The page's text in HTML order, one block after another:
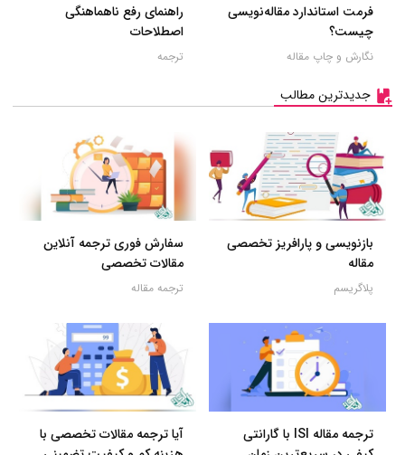
فرمت استاندارد مقاله‌نویسی
چیست؟
نگارش و چاپ مقاله
راهنمای رفع ناهماهنگی
اصطلاحات
ترجمه
جدیدترین مطالب
بازنویسی و پارافریز تخصصی
مقاله
پلاگریسم
سفارش فوری ترجمه آنلاین
مقالات تخصصی
ترجمه مقاله
ترجمه مقاله ISI با گارانتی
آیا ترجمه مقالات تخصصی با